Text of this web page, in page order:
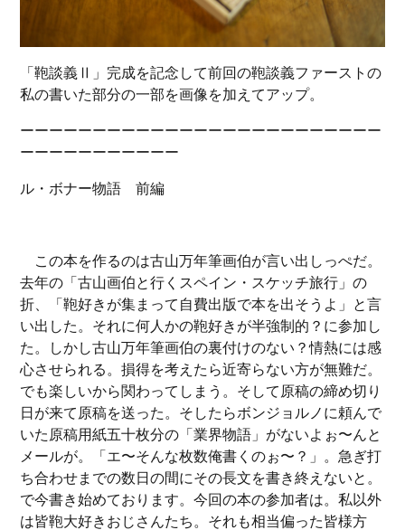
「鞄談義Ⅱ」完成を記念して前回の鞄談義ファーストの
私の書いた部分の一部を画像を加えてアップ。
ーーーーーーーーーーーーーーーーーーーーーーーーー
ーーーーーーーーーーー
ル・ボナー物語 前編
この本を作るのは古山万年筆画伯が言い出しっぺだ。
去年の「古山画伯と行くスペイン・スケッチ旅行」の
折、「鞄好きが集まって自費出版で本を出そうよ」と言
い出した。それに何人かの鞄好きが半強制的？に参加し
た。しかし古山万年筆画伯の裏付けのない？情熱には感
心させられる。損得を考えたら近寄らない方が無難だ。
でも楽しいから関わってしまう。そして原稿の締め切り
日が来て原稿を送った。そしたらボンジョルノに頼んで
いた原稿用紙五十枚分の「業界物語」がないよぉ〜んと
メールが。「エ〜そんな枚数俺書くのぉ〜？」。急ぎ打
ち合わせまでの数日の間にその長文を書き終えないと。
で今書き始めております。今回の本の参加者は。私以外
は皆鞄大好きおじさんたち。それも相当偏った皆様方